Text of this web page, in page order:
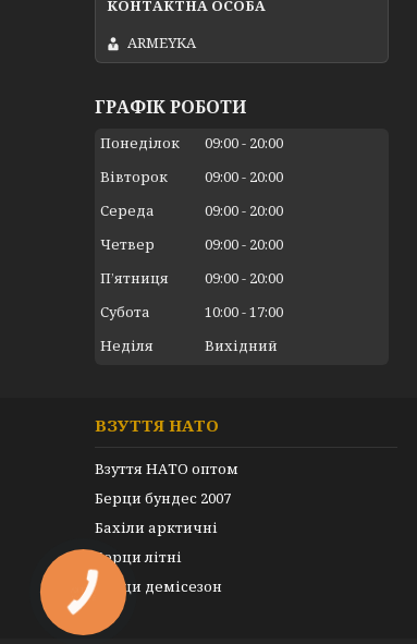
ARMEYKA
ГРАФІК РОБОТИ
Понеділок 09:00
20:00
Вівторок
09:00
20:00
Середа
09:00
20:00
Четвер
09:00
20:00
Пʼятниця
09:00
20:00
Субота
10:00 17:00
Неділя
Вихідний
ВЗУТТЯ НАТО
Взуття НАТО оптом
Берци бундес 2007
Бахіли арктичні
Берци літні
Берци демісезон
КНОПКА
ЗВ'ЯЗКУ